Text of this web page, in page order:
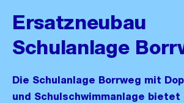
Ersatzneubau
Schulanlage
Die Schulanlage Borrweg mit
und Schulschwimmanlage